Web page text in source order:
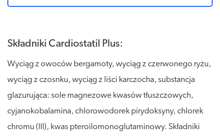
Składniki Cardiostatil Plus:
Wyciąg z owoców bergamoty, wyciąg z czerwonego ryżu,
wyciąg z czosnku, wyciąg z liści karczocha, substancja
glazurująca: sole magnezowe kwasów tłuszczowych,
cyjanokobalamina, chlorowodorek pirydoksyny, chlorek
chromu (III), kwas pteroilomonoglutaminowy. Składniki